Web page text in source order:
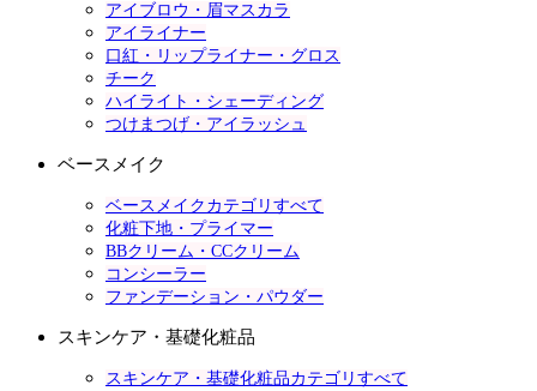
アイブロウ・眉マスカラ
アイライナー
口紅・リップライナー・グロス
チーク
ハイライト・シェーディング
つけまつげ・アイラッシュ
ベースメイク
ベースメイクカテゴリすべて
化粧下地・プライマー
BBクリーム・CCクリーム
コンシーラー
ファンデーション・パウダー
スキンケア・基礎化粧品
スキンケア・基礎化粧品カテゴリすべて